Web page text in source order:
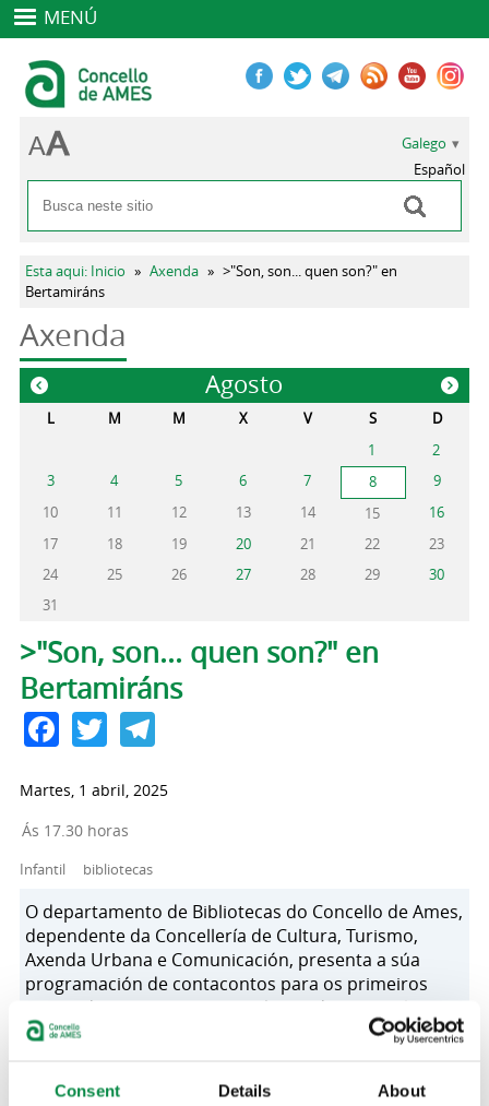
Consent Details About
MENÚ
Formulario de busca
Buscar
Galego
Español
Vostede está aquí
Esta aqui: Inicio » Axenda » >"Son, son... quen son?" en
Bertamiráns
Axenda
Agosto
« »
L M M X V S
D
1
2
3
4 5 6 7 8
9
10
11 12 13 14 15
16
17
18 19 20 21 22
23
24
25 26 27 28 29
30
31
Pestanas principais
>"Son, son... quen son?" en
Bertamiráns
Facebook
TwitterTelegram
Martes, 1 abril, 2025
Ás 17.30 horas
Infantil bibliotecas
O departamento de Bibliotecas do Concello de Ames,
dependente da Concellería de Cultura, Turismo,
Axenda Urbana e Comunicación, presenta a súa
programación de contacontos para os primeiros
meses do ano e que, como vén sendo habitual,
traerá ata as bibliotecas do Milladoiro e Bertamiráns
Ames poidan gozar da lectura.